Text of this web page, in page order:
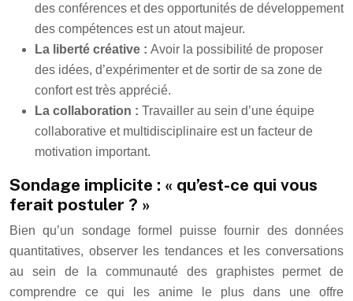
des conférences et des opportunités de développement
des compétences est un atout majeur.
La liberté créative : Avoir la possibilité de proposer
des idées, d’expérimenter et de sortir de sa zone de
confort est très apprécié.
La collaboration : Travailler au sein d’une équipe
collaborative et multidisciplinaire est un facteur de
motivation important.
Sondage implicite : « qu’est-ce qui vous
ferait postuler ? »
Bien qu’un sondage formel puisse fournir des données
quantitatives, observer les tendances et les conversations
au sein de la communauté des graphistes permet de
comprendre ce qui les anime le plus dans une offre